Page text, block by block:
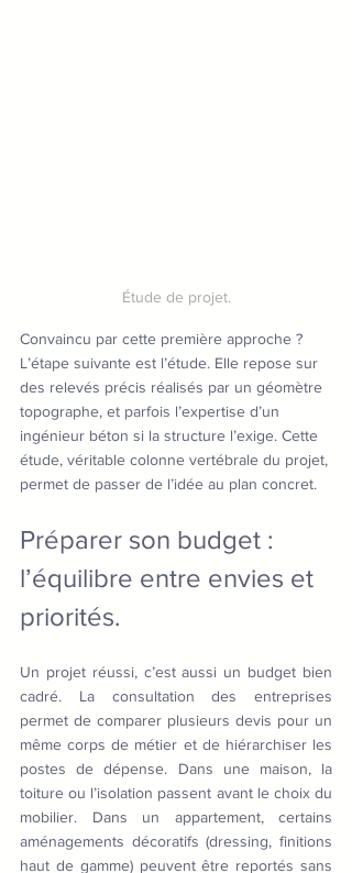
Étude de projet.
Convaincu par cette première approche ?
L’étape suivante est l’étude. Elle repose sur
des relevés précis réalisés par un géomètre
topographe, et parfois l’expertise d’un
ingénieur béton si la structure l’exige. Cette
étude, véritable colonne vertébrale du projet,
permet de passer de l’idée au plan concret.
Préparer son budget :
l’équilibre entre envies et
priorités.
Un projet réussi, c’est aussi un budget bien
cadré. La consultation des entreprises
permet de comparer plusieurs devis pour un
même corps de métier et de hiérarchiser les
postes de dépense. Dans une maison, la
toiture ou l’isolation passent avant le choix du
mobilier. Dans un appartement, certains
aménagements décoratifs (dressing, finitions
haut de gamme) peuvent être reportés sans